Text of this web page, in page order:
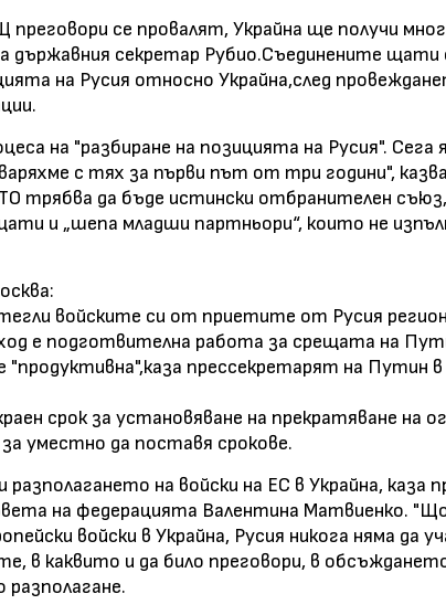
се провалят, Украйна ще получи
държавния секретар Рубио.Съединените щати
на Русия относно Украйна,след
на "разбиране на позицията на Русия". Сега
с тях за първи път от три години",
трябва да бъде истински отбранителен
и „шепа младши партньори“, които не
войските си от приетите от Русия
е подготвителна работа за срещата на
"продуктивна",каза прессекретарят на Путин
срок за установяване на прекратяване на
уместно да поставя срокове.
разполагането на войски на ЕС в Украйна, каза
на федерацията Валентина Матвиенко.
войски в Украйна, Русия никога няма да
в каквито и да било преговори, в
разполагане.